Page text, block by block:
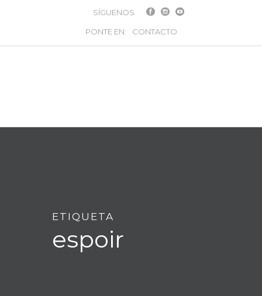
SÍGUENOS
PONTE EN: CONTACTO
ETIQUETA
espoir